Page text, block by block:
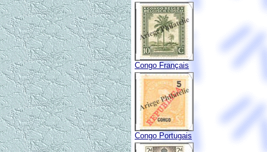
Congo Français
Congo Portugais